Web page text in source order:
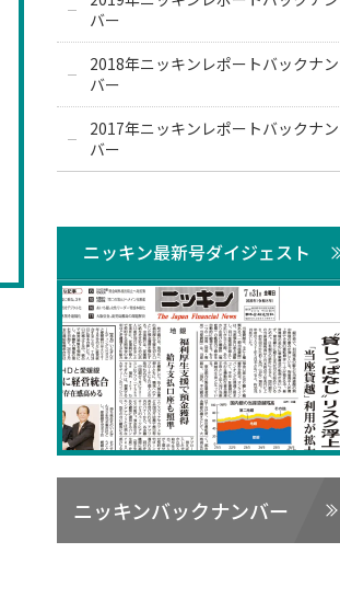
バー
2018年ニッキンレポートバックナン
バー
2017年ニッキンレポートバックナン
バー
ニッキン最新号ダイジェスト
ニッキンバックナンバー